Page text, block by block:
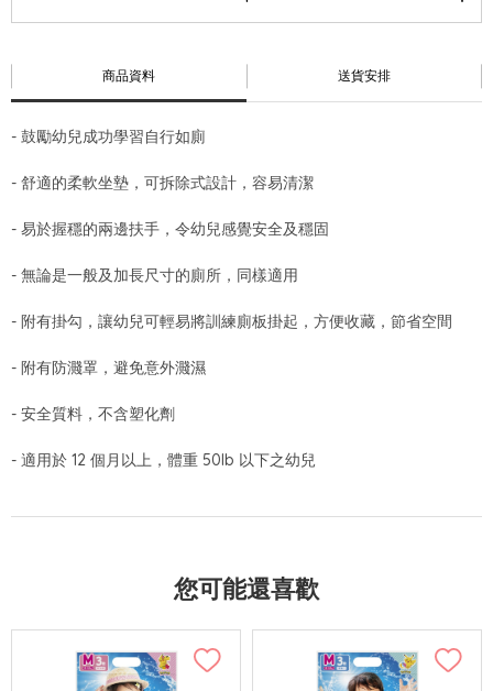
商品資料 送貨安排
- 鼓勵幼兒成功學習自行如廁
- 舒適的柔軟坐墊，可拆除式設計，容易清潔
- 易於握穩的兩邊扶手，令幼兒感覺安全及穩固
- 無論是一般及加長尺寸的廁所，同樣適用
- 附有掛勾，讓幼兒可輕易將訓練廁板掛起，方便收藏，節省空間
- 附有防濺罩，避免意外濺濕
- 安全質料，不含塑化劑
- 適用於 12 個月以上，體重 50lb 以下之幼兒
您可能還喜歡